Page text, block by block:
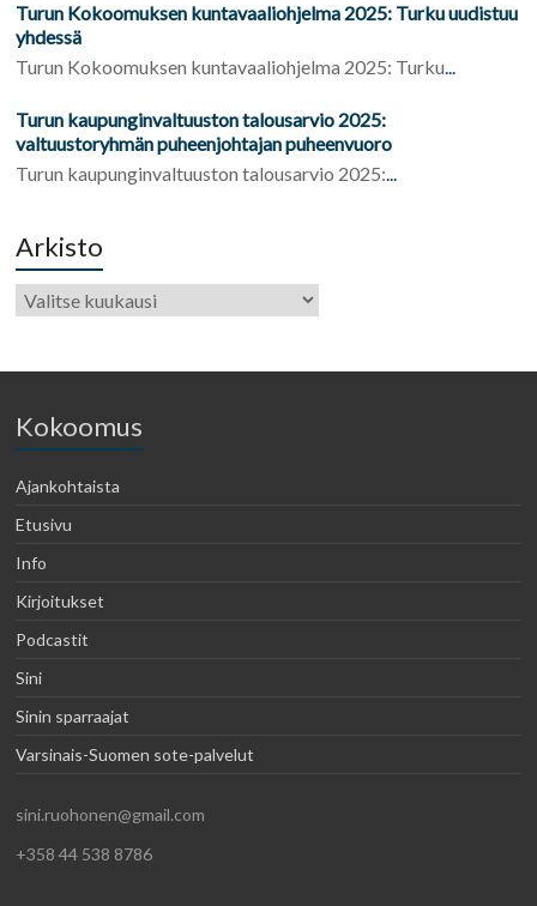
Turun Kokoomuksen kuntavaaliohjelma 2025: Turku uudistuu
yhdessä
Turun Kokoomuksen kuntavaaliohjelma 2025: Turku...
Turun kaupunginvaltuuston talousarvio 2025:
valtuustoryhmän puheenjohtajan puheenvuoro
Turun kaupunginvaltuuston talousarvio 2025:...
Arkisto
Kokoomus
Ajankohtaista
Etusivu
Info
Kirjoitukset
Podcastit
Sini
Sinin sparraajat
Varsinais-Suomen sote-palvelut
sini.ruohonen@gmail.com
+358 44 538 8786